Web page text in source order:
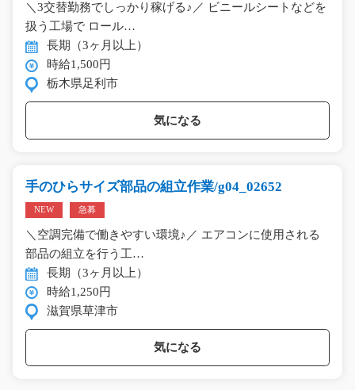
＼3交替勤務でしっかり稼げる♪／ ビニールシートなどを
扱う工場で ロール…
長期（3ヶ月以上）
時給1,500円
栃木県足利市
気になる
手のひらサイズ部品の組立作業/g04_02652
NEW 急募
＼空調完備で働きやすい環境♪／ エアコンに使用される
部品の組立を行う工…
長期（3ヶ月以上）
時給1,250円
滋賀県草津市
気になる